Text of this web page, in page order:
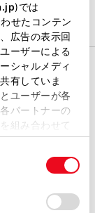
)では
せたコンテン
広告の表示回
ーザーによる
シャルメディ
有していま
ユーザーが各
パートナーの
組み合わせて
用を続行する
れることに同